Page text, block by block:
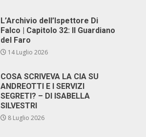
L’Archivio dell’Ispettore Di
Falco | Capitolo 32: Il Guardiano
del Faro
14 Luglio 2026
COSA SCRIVEVA LA CIA SU
ANDREOTTI E I SERVIZI
SEGRETI? – DI ISABELLA
SILVESTRI
8 Luglio 2026